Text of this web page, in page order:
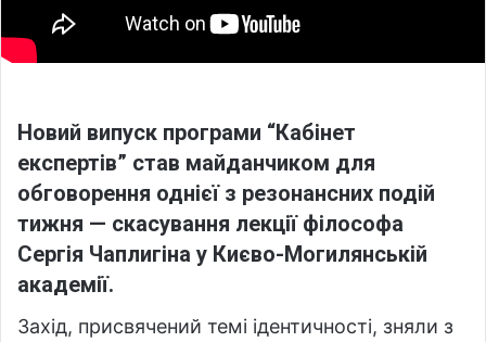
Новий випуск програми “Кабінет
експертів” став майданчиком для
обговорення однієї з резонансних подій
тижня — скасування лекції філософа
Сергія Чаплигіна у Києво-Могилянській
академії.
Захід, присвячений темі ідентичності, зняли з